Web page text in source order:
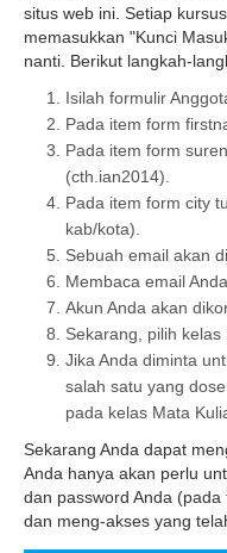
situs web ini. Setiap
memasukkan "Kunci
nanti. Berikut langkah-
Isilah formulir
Pada item form
Pada item form
(cth.ian2014).
Pada item form city
kab/kota).
Sebuah email akan
Membaca email
Akun Anda akan
Sekarang, pilih kelas
Jika Anda diminta
salah satu yang
pada kelas Mata
Sekarang Anda dapat
Anda hanya akan perlu
dan password Anda
dan meng-akses yang